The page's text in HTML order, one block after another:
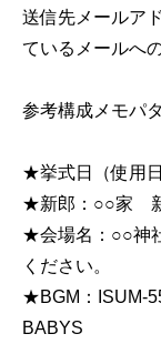
送信先メールア
ているメールへ
参考構成メモパ
★挙式日（使用
★新郎：○○家
★会場名：○○神
ください。
★BGM：ISUM-
BABYS